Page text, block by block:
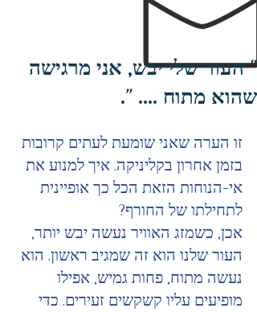
" העור שלי יבש, אני מרגישה
שהוא מתוח .... ".
זו הערה שאני שומעת לעתים קרובות
בזמן אחרון בקליניקה. איך למנוע את
אי-הנוחות הזאת הכל כך אופיינית
לתחילתו של החורף?
אכן, כשמזג האוויר נעשה יבש יותר,
העור שלנו הוא זה שמגיב ראשון. הוא
נעשה מתוח, פחות גמיש, אפילו
מופיעים עליו קשקשים זעירים. כדי